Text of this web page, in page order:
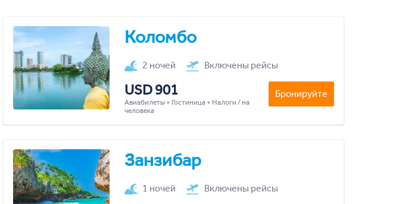
Коломбо
2 ночей Включены рейсы
USD 901
Авиабилеты + Гостиница + Налоги / на
человека
Бронируйте
Занзибар
1 ночей Включены рейсы